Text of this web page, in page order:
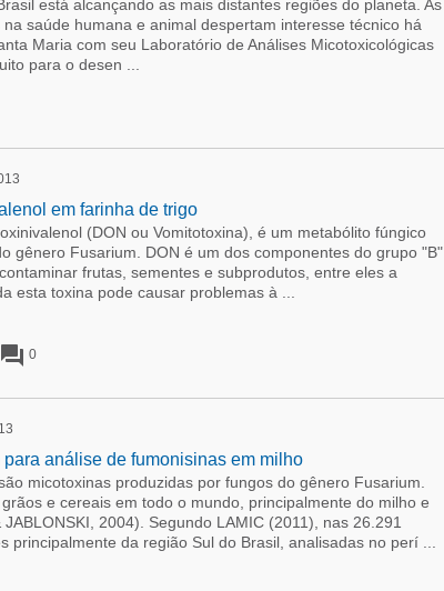
está alcançando as mais distantes regiões do planeta. As
saúde humana e animal despertam interesse técnico há
Maria com seu Laboratório de Análises Micotoxicológicas
para o desen ...
em farinha de trigo
(DON ou Vomitotoxina), é um metabólito fúngico
gênero Fusarium. DON é um dos componentes do grupo "B"
frutas, sementes e subprodutos, entre eles a
esta toxina pode causar problemas à ...
forum 0
análise de fumonisinas em milho
micotoxinas produzidas por fungos do gênero Fusarium.
e cereais em todo o mundo, principalmente do milho e
2004). Segundo LAMIC (2011), nas 26.291
principalmente da região Sul do Brasil, analisadas no perí ...